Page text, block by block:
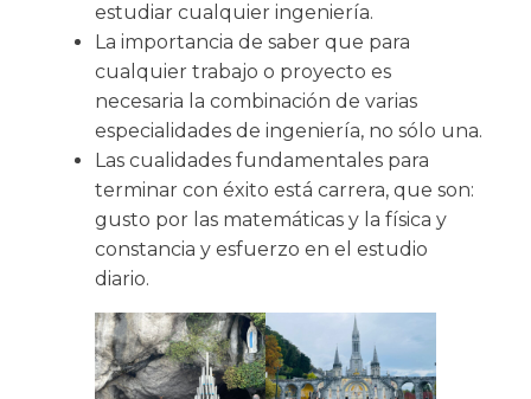
estudiar cualquier ingeniería.
La importancia de saber que para
cualquier trabajo o proyecto es
necesaria la combinación de varias
especialidades de ingeniería, no sólo una.
Las cualidades fundamentales para
terminar con éxito está carrera, que son:
gusto por las matemáticas y la física y
constancia y esfuerzo en el estudio
diario.